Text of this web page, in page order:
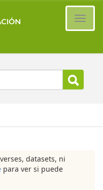
datasets, ni
para ver si puede